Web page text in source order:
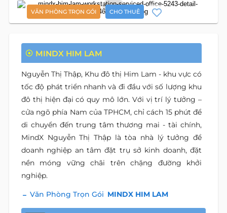
VĂN PHÒNG TRỌN GÓI CHO THUÊ
2
MINDX HIM LAM
Nguyễn Thị Thập, Khu đô thị Him Lam - khu vực có
tốc độ phát triển nhanh và đi đầu với số lượng khu
đô thị hiện đại có quy mô lớn. Với vị trí lý tưởng –
cửa ngõ phía Nam của TPHCM, chỉ cách 15 phút để
di chuyển đến trung tâm thương mai - tài chính,
MindX Nguyễn Thị Thập là tòa nhà lý tưởng để
doanh nghiệp an tâm đặt trụ sở kinh doanh, đặt
nền móng vững chãi trên chặng đường khởi
nghiệp.
Văn Phòng Trọn Gói MINDX HIM LAM